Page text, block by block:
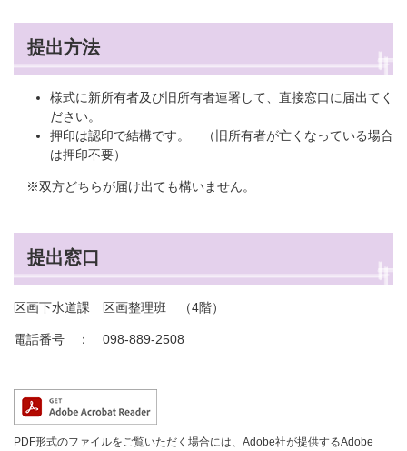
提出方法
様式に新所有者及び旧所有者連署して、直接窓口に届出てく
ださい。
押印は認印で結構です。 （旧所有者が亡くなっている場合
は押印不要）
※双方どちらが届け出ても構いません。
提出窓口
区画下水道課 区画整理班 （4階）
電話番号 ： 098-889-2508
PDF形式のファイルをご覧いただく場合には、Adobe社が提供するAdobe